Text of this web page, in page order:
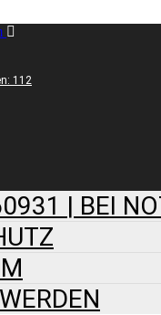
112
| BEI